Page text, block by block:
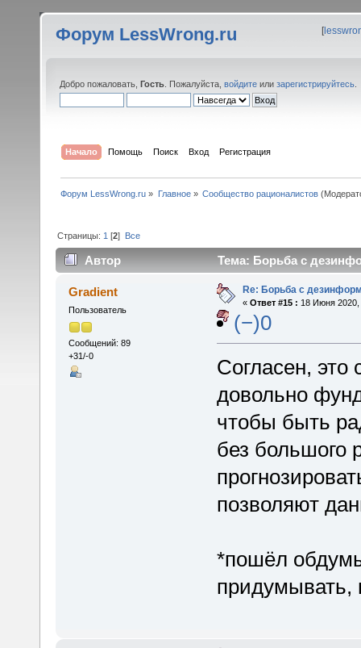
Форум LessWrong.ru [
Добро пожаловать, Гость . Пожалуйста, войдите или зарегистрируйтесь
Начало Помощь Поиск Вход Регистрация
Форум LessWrong.ru » Главное» Сообщество рационалистов
Страницы: 1 [2] Все
Автор Тема: Борьба с
Gradient
Пользователь
Сообщений: 89
+31/-0
Re: Борьба с
« Ответ #15 : 18 Июня 2020,
(−)0
Согласен, это
довольно
чтобы быть
без большого
позволяют
*пошёл
придумывать,